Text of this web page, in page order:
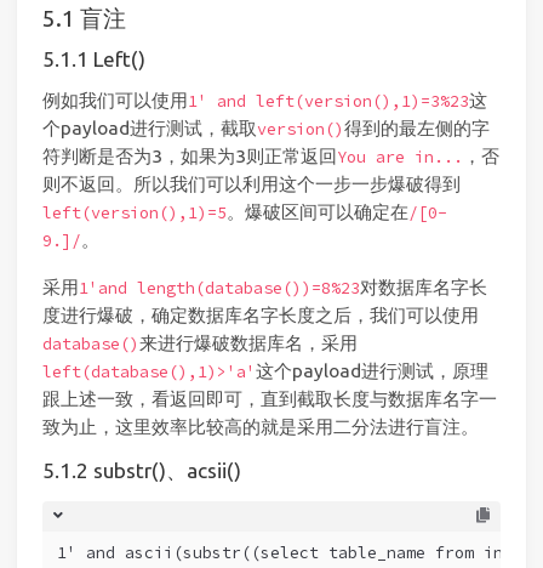
盲注
Left()
例如我们可以使用1' and left(version(),1)=3%23这
个payload进行测试，截取version()得到的最左侧的字
符判断是否为3，如果为3则正常返回You are in... ，否
则不返回。所以我们可以利用这个一步一步爆破得到
left(version(),1)=5。爆破区间可以确定在/[0-
9.]/。
采用1'and length(database())=8%23对数据库名字长
度进行爆破，确定数据库名字长度之后，我们可以使用
database()来进行爆破数据库名，采用
left(database(),1)>'a' 这个payload进行测试，原理
跟上述一致，看返回即可，直到截取长度与数据库名字一
致为止，这里效率比较高的就是采用二分法进行盲注。
substr()、acsii()
1' and ascii(substr((select table_name from